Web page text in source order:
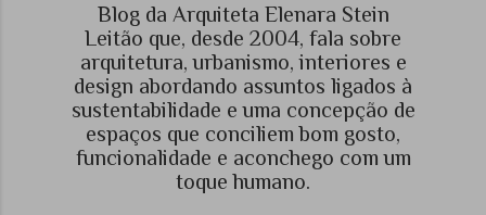
Blog da Arquiteta Elenara Stein
Leitão que, desde 2004, fala sobre
arquitetura, urbanismo, interiores e
design abordando assuntos ligados à
sustentabilidade e uma concepção de
espaços que conciliem bom gosto,
funcionalidade e aconchego com um
toque humano.